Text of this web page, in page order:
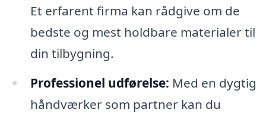
Et erfarent firma kan rådgive om de
bedste og mest holdbare materialer til
din tilbygning.
Professionel udførelse: Med en dygtig
håndværker som partner kan du